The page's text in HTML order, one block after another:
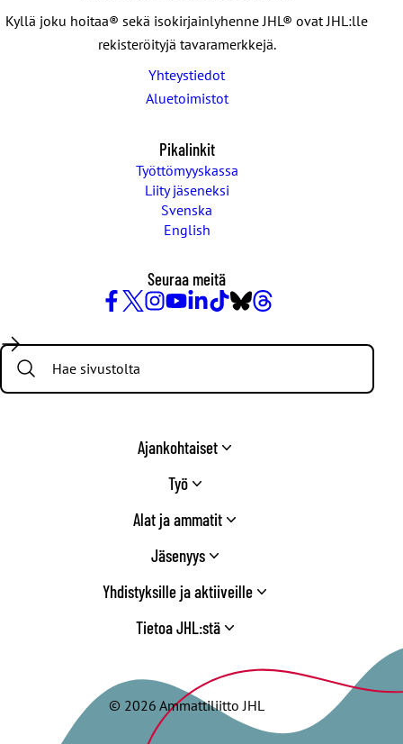
Kyllä joku hoitaa® sekä isokirjainlyhenne JHL® ovat JHL:lle
rekisteröityjä tavaramerkkejä.
Yhteystiedot
Aluetoimistot
Pikalinkit
Työttömyyskassa
Liity jäseneksi
Svenska
English
Seuraa meitä
/
Twitter
Search:
Ajankohtaiset
Työ
Alat ja ammatit
Jäsenyys
Yhdistyksille ja aktiiveille
Tietoa JHL:stä
© 2026 Ammattiliitto JHL